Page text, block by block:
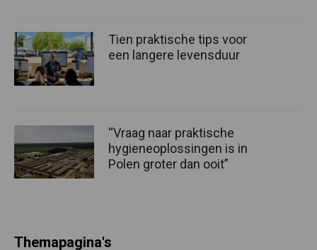
Tien praktische tips voor
een langere levensduur
“Vraag naar praktische
hygieneoplossingen is in
Polen groter dan ooit”
Themapagina's